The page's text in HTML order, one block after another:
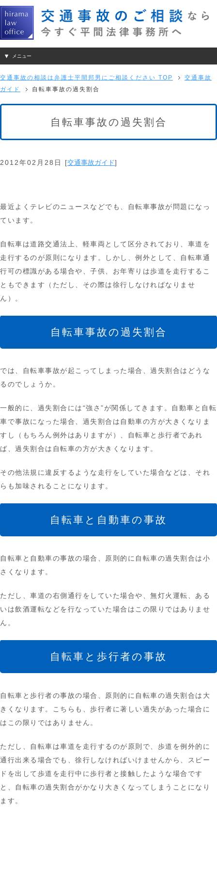
メニュー
交通事故の相談は弁護士平間邦男にご相談ください TOP
交通事故
ガイド
自転車事故の過失割合
自転車事故の過失割合
2012年02月28日 [交通事故ガイド]
最近よくテレビのニュースなどでも、自転車事故が問題になっ
ています。
自転車は道路交通法上、軽車両として区分されており、車道を
走行するのが原則になります。しかし、例外として、自転車通
行可の標識がある場合や、子供、お年寄りは歩道を走行するこ
ともできます（ただし、その際は徐行しなければなりませ
ん）。
自転車事故の過失割合
では、自転車事故が起こってしまった場合、過失割合はどうな
るのでしょうか。
一般的に、過失割合には“強さ”が関係してきます。自動車と自転
車で事故になった場合、過失割合は自動車の方が大きくなりま
すし（もちろん例外はありますが）、自転車と歩行者であれ
ば、過失割合は自転車の方が大きくなります。
その他法規に違反するような走行をしていた場合などは、それ
らも加味されることになります。
自転車と自動車の事故
自転車と自動車の事故の場合、原則的に自転車の過失割合は小
さくなります。
ただし、車道の右側通行をしていた場合や、無灯火運転、ある
いは飲酒運転などを行なっていた場合はこの限りではありませ
ん。
自転車と歩行者の事故
自転車と歩行者の事故の場合、原則的に自転車の過失割合は大
きくなります。こちらも、歩行者に著しい過失があった場合に
はこの限りではありません。
ただし、自転車は車道を走行するのが原則で、歩道を例外的に
通行出来る場合でも、徐行しなければいけませんから、スピー
ドを出して歩道を走行中に歩行者と接触したような場合です
と、自転車の過失割合がかなり大きくなってしまうことになり
ます。